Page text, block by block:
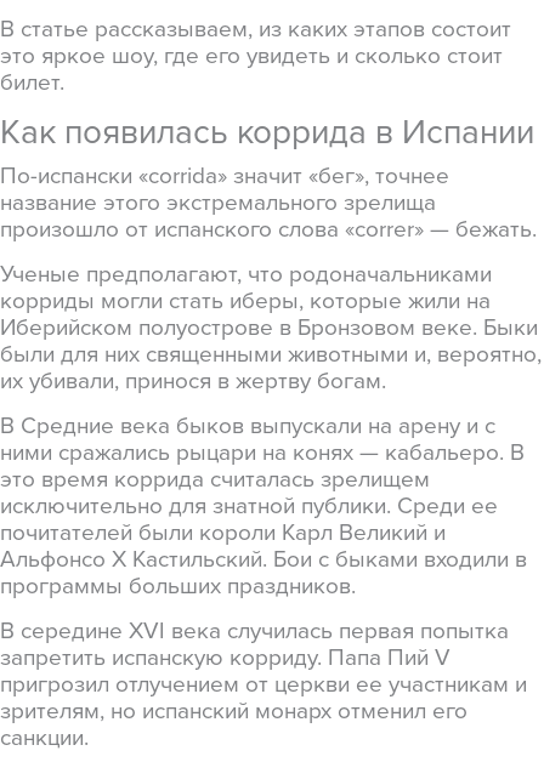
В статье рассказываем, из каких этапов состоит
это яркое шоу, где его увидеть и сколько стоит
билет.
Как появилась коррида в Испании
По-испански «сorrida» значит «бег», точнее
название этого экстремального зрелища
произошло от испанского слова «correr» — бежать.
Ученые предполагают, что родоначальниками
корриды могли стать иберы, которые жили на
Иберийском полуострове в Бронзовом веке. Быки
были для них священными животными и, вероятно,
их убивали, принося в жертву богам.
В Средние века быков выпускали на арену и с
ними сражались рыцари на конях — кабальеро. В
это время коррида считалась зрелищем
исключительно для знатной публики. Среди ее
почитателей были короли Карл Великий и
Альфонсо X Кастильский. Бои с быками входили в
программы больших праздников.
В середине XVI века случилась первая попытка
запретить испанскую корриду. Папа Пий V
пригрозил отлучением от церкви ее участникам и
зрителям, но испанский монарх отменил его
санкции.